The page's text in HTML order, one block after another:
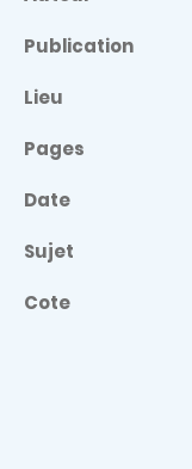
Publication
Lieu
Pages
Date
Sujet
Cote